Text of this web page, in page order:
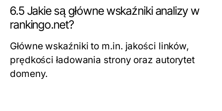
6.5 Jakie są główne wskaźniki analizy w
rankingo.net?
Główne wskaźniki to m.in. jakości linków,
prędkości ładowania strony oraz autorytet
domeny.